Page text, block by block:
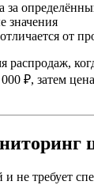
за
значения
от
распродаж,
₽, затем
не требует